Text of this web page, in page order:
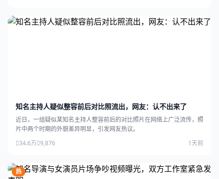
知名主持人疑似整容前后对比照流出，网友：认不出来了
近日，一组疑似某知名主持人整容前后的对比照片在网络上广泛流传，照
片中两个时期的外貌差异明显，引发网友热议。
34.6万 9,876 1天前
热